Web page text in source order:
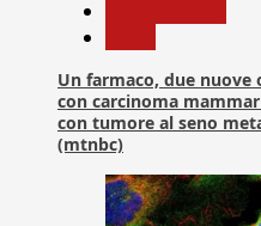
Un farmaco, due
con carcinoma
con tumore al seno
(mtnbc)